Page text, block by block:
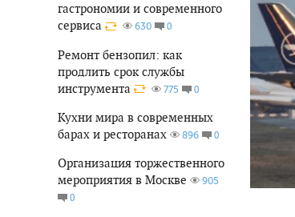
гастрономии и современного
сервиса
630 0
Ремонт бензопил: как
продлить срок службы
инструмента
775 0
Кухни мира в современных
барах и ресторанах
896 0
Организация торжественного
мероприятия в Москве
905
0